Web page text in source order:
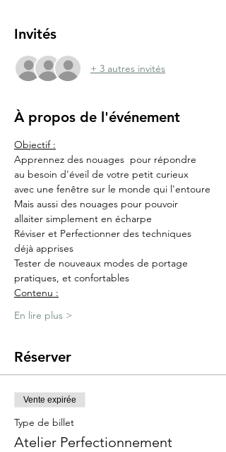
Invités
+ 3 autres invités
À propos de l'événement
Objectif :
Apprennez des nouages  pour répondre
au besoin d'éveil de votre petit curieux
avec une fenêtre sur le monde qui l'entoure
Mais aussi des nouages pour pouvoir
allaiter simplement en écharpe
Réviser et Perfectionner des techniques
déjà apprises
Tester de nouveaux modes de portage
pratiques, et confortables
​Contenu :
En lire plus >
Réserver
Vente expirée
Type de billet
Atelier Perfectionnement